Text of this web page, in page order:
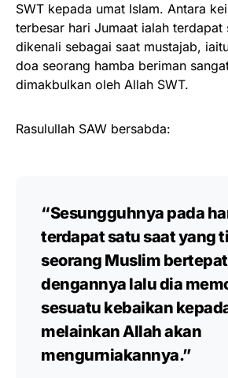
SWT kepada umat Islam. Antara
terbesar hari Jumaat ialah terdapat
dikenali sebagai saat mustajab,
doa seorang hamba beriman
dimakbulkan oleh Allah SWT.
Rasulullah SAW bersabda:
“Sesungguhnya pada
terdapat satu saat yang
seorang Muslim
dengannya lalu dia
sesuatu kebaikan
melainkan Allah akan
mengurniakannya.”